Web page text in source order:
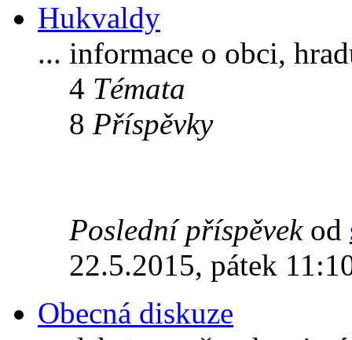
Hukvaldy
... informace o obci,
4 Témata
8 Příspěvky
Poslední příspěvekod
22.5.2015, pátek
Obecná diskuze